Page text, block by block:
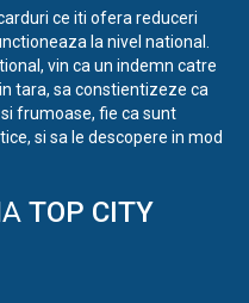
ce iti ofera reduceri
la nivel national.
vin ca un indemn catre
tara, sa constientizeze ca
frumoase, fie ca sunt
si sa le descopere in mod
TOP CITY